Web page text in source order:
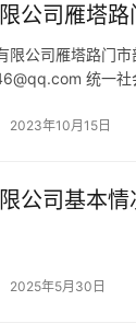
公司雁塔路
限公司雁塔路门
统一
2023年10月15日
公司基本
2025年5月30日